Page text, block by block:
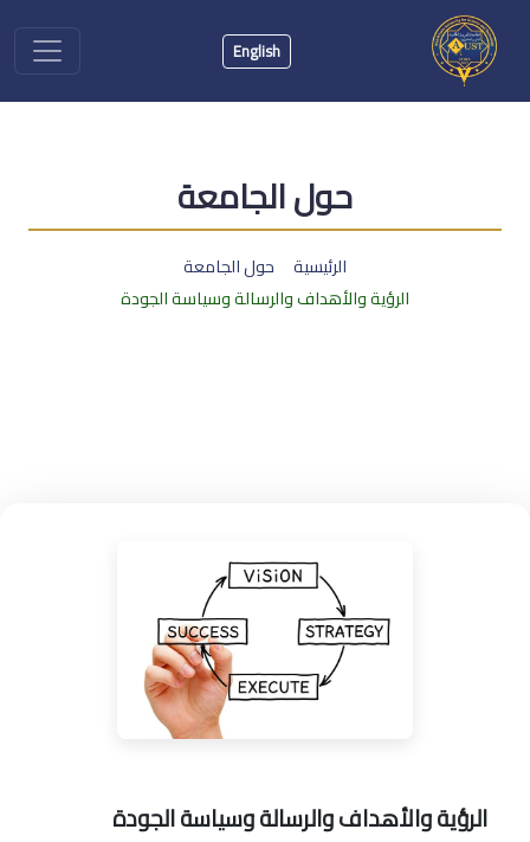
English
حول الجامعة
الرئيسية
حول الجامعة
الرؤية والأهداف والرسالة وسياسة الجودة
الرؤية والأهداف والرسالة وسياسة الجودة